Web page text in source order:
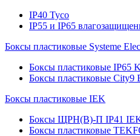
IP40 Тусо
IP55 и IP65
Боксы пластиковые Systeme
Боксы пластиковые IP65
Боксы пластиковые City9
Боксы пластиковые IEK
Боксы ЩРН(В)-П IP41
Боксы пластиковые